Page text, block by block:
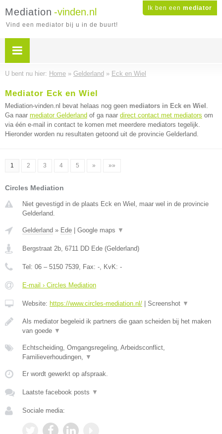
Ik ben een mediator
Mediation -vinden.nl
Vind een mediator bij u in de buurt!
U bent nu hier: Home » Gelderland » Eck en Wiel
Mediator Eck en Wiel
Mediation-vinden.nl bevat helaas nog geen mediators in Eck en Wiel .
Ga naar mediator Gelderland of ga naar direct contact met mediators om
via één e-mail in contact te komen met meerdere mediators tegelijk.
Hieronder worden nu resultaten getoond uit de provincie Gelderland.
1 2 3 4 5 » »»
Circles Mediation
Niet gevestigd in de plaats Eck en Wiel, maar wel in de provincie
Gelderland.
Gelderland » Ede Google maps ▼
Bergstraat 2b, 6711 DD Ede (Gelderland)
Tel: 06 – 5150 7539, Fax: -, KvK: -
E-mail › Circles Mediation
Website: https://www.circles-mediation.nl/ Screenshot ▼
Als mediator begeleid ik partners die gaan scheiden bij het maken
van goede ▼
Echtscheiding, Omgangsregeling, Arbeidsconflict,
Familieverhoudingen, ▼
Er wordt gewerkt op afspraak.
Laatste facebook posts ▼
Sociale media: